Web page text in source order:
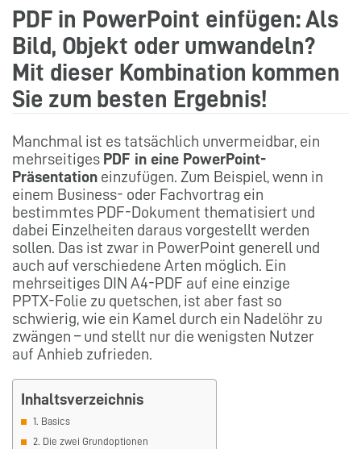
PDF in PowerPoint einfügen: Als
Bild, Objekt oder umwandeln?
Mit dieser Kombination kommen
Sie zum besten Ergebnis!
Manchmal ist es tatsächlich unvermeidbar, ein
mehrseitiges PDF in eine PowerPoint-
Präsentation einzufügen. Zum Beispiel, wenn in
einem Business- oder Fachvortrag ein
bestimmtes PDF-Dokument thematisiert und
dabei Einzelheiten daraus vorgestellt werden
sollen. Das ist zwar in PowerPoint generell und
auch auf verschiedene Arten möglich. Ein
mehrseitiges DIN A4-PDF auf eine einzige
PPTX-Folie zu quetschen, ist aber fast so
schwierig, wie ein Kamel durch ein Nadelöhr zu
zwängen – und stellt nur die wenigsten Nutzer
auf Anhieb zufrieden.
Inhaltsverzeichnis
1. Basics
2. Die zwei Grundoptionen